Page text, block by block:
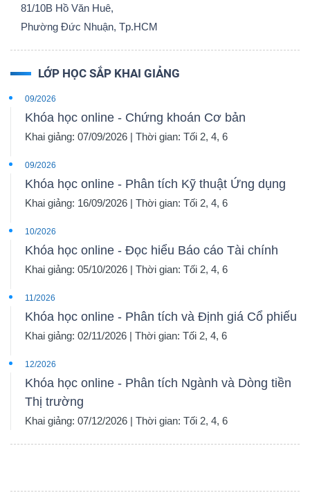
81/10B Hồ Văn Huê,
Phường Đức Nhuận, Tp.HCM
LỚP HỌC SẮP KHAI GIẢNG
09/2026
Khóa học online - Chứng khoán Cơ bản
Khai giảng: 07/09/2026 | Thời gian: Tối 2, 4, 6
09/2026
Khóa học online - Phân tích Kỹ thuật Ứng dụng
Khai giảng: 16/09/2026 | Thời gian: Tối 2, 4, 6
10/2026
Khóa học online - Đọc hiểu Báo cáo Tài chính
Khai giảng: 05/10/2026 | Thời gian: Tối 2, 4, 6
11/2026
Khóa học online - Phân tích và Định giá Cổ phiếu
Khai giảng: 02/11/2026 | Thời gian: Tối 2, 4, 6
12/2026
Khóa học online - Phân tích Ngành và Dòng tiền
Thị trường
Khai giảng: 07/12/2026 | Thời gian: Tối 2, 4, 6